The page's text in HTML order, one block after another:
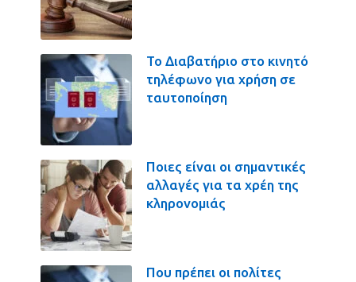
Το Διαβατήριο στο κινητό
τηλέφωνο για χρήση σε
ταυτοποίηση
Ποιες είναι οι σημαντικές
αλλαγές για τα χρέη της
κληρονομιάς
Που πρέπει οι πολίτες